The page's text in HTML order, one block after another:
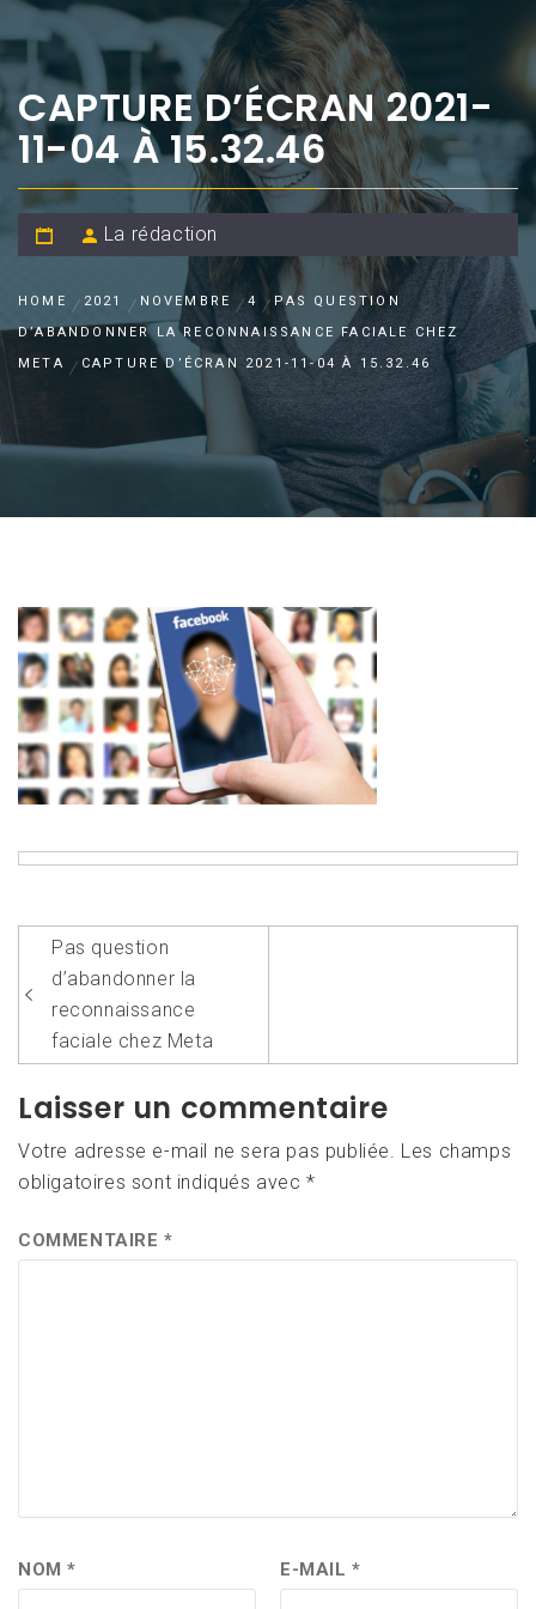
CAPTURE D’ÉCRAN 2021-
11-04 À 15.32.46
La rédaction
HOME 2021 NOVEMBRE 4
PAS QUESTION
D’ABANDONNER LA RECONNAISSANCE FACIALE CHEZ
META
CAPTURE D’ÉCRAN 2021-11-04 À 15.32.46
Navigation
de
l’article
Pas question
d’abandonner la
reconnaissance
faciale chez Meta
Laisser un commentaire
Votre adresse e-mail ne sera pas publiée. Les champs
obligatoires sont indiqués avec*
COMMENTAIRE*
NOM* E-MAIL*